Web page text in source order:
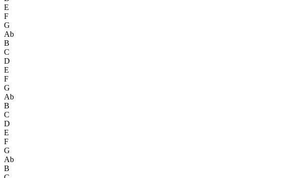
E
F
G
Ab
B
C
D
E
F
G
Ab
B
C
D
E
F
G
Ab
B